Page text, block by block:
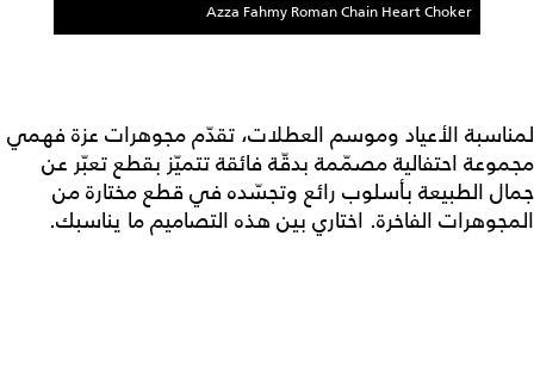
Azza Fahmy Roman Chain Heart Choker
لمناسبة الأعياد وموسم العطلات، تقدّم مجوهرات عزة فهمي
مجموعة احتفالية مصمّمة بدقّة فائقة تتميّز بقطع تعبّر عن
جمال الطبيعة بأسلوب رائع وتجسّده في قطع مختارة من
المجوهرات الفاخرة. اختاري بين هذه التصاميم ما يناسبك.